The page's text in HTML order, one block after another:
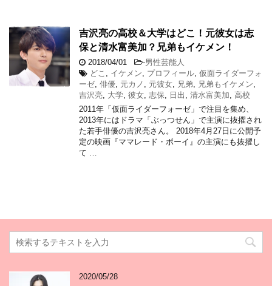
吉沢亮の高校＆大学はどこ！元彼女は志
保と清水富美加？兄弟もイケメン！
2018/04/01 -男性芸能人
どこ
イケメン プロフィール 仮面ライダーフォ
ーゼ 俳優 元カノ 元彼女 兄弟 兄弟もイケメン
吉沢亮 大学 彼女 志保 日出 清水富美加 高校
2011年「仮面ライダーフォーゼ」で注目を集め、
2013年にはドラマ「ぶっつせん」で主演に抜擢され
た若手俳優の吉沢亮さん。 2018年4月27日に公開予
定の映画『ママレード・ボーイ』の主演にも抜擢し
て …
2020/05/28